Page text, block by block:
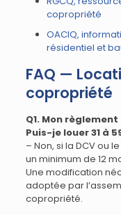
copropriété
OACIQ,
résidentiel et
FAQ —
copropriété
Q1. Mon
Puis-je louer 31 à
– Non, si la DCV ou
un minimum de 12
Une modification
adoptée par
copropriété.